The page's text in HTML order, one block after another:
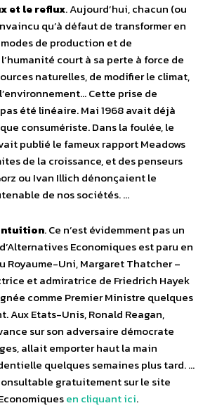
et le reflux. Aujourd’hui, chacun (ou
qu’à défaut de transformer en
de production et de
court à sa perte à force de
naturelles, de modifier le climat,
Cette prise de
été linéaire. Mai 1968 avait déjà
consumériste. Dans la foulée, le
publié le fameux rapport Meadows
de la croissance, et des penseurs
ou Ivan Illich dénonçaient le
de nos sociétés. …
intuition. Ce n’est évidemment pas un
d’Alternatives Economiques est paru en
Royaume-Uni, Margaret Thatcher –
et admiratrice de Friedrich Hayek
comme Premier Ministre quelques
Aux Etats-Unis, Ronald Reagan,
sur son adversaire démocrate
allait emporter haut la main
quelques semaines plus tard. …
gratuitement sur le site
en cliquant ici.